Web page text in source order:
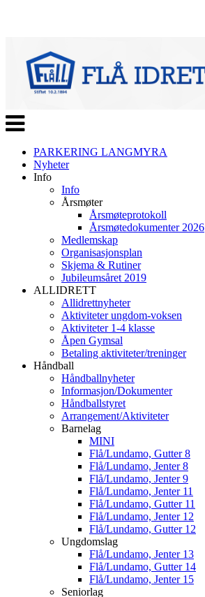
Veksle
navigasjon
PARKERING LANGMYRA
Nyheter
Info
Info
Årsmøter
Årsmøteprotokoll
Årsmøtedokumenter 2026
Medlemskap
Organisasjonsplan
Skjema & Rutiner
Jubileumsåret 2019
ALLIDRETT
Allidrettnyheter
Aktiviteter ungdom-voksen
Aktiviteter 1-4 klasse
Åpen Gymsal
Betaling aktiviteter/treninger
Håndball
Håndballnyheter
Informasjon/Dokumenter
Håndballstyret
Arrangement/Aktiviteter
Barnelag
MINI
Flå/Lundamo, Gutter 8
Flå/Lundamo, Jenter 8
Flå/Lundamo, Jenter 9
Flå/Lundamo, Jenter 11
Flå/Lundamo, Gutter 11
Flå/Lundamo, Jenter 12
Flå/Lundamo, Gutter 12
Ungdomslag
Flå/Lundamo, Jenter 13
Flå/Lundamo, Gutter 14
Flå/Lundamo, Jenter 15
Seniorlag